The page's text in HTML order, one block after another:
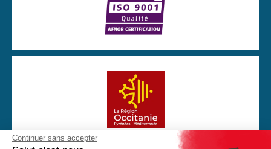
Continuer sans accepter